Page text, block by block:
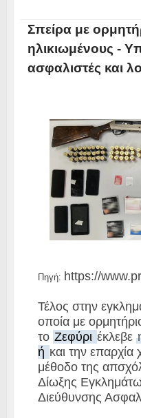
Σπείρα με
ηλικιωμένους -
ασφαλιστές και
Πηγή: https://
Τέλος στην
οποία με
το Ζεφύρι έκλεβε
ή και την επαρχία
μέθοδο της
Δίωξης
Διεύθυνσης